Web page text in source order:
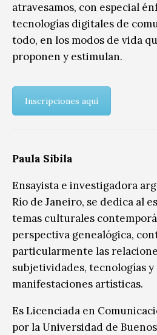
atravesamos, con especial
tecnologías digitales de
todo, en los modos de vida
proponen y estimulan.
Inscripciones aquí
Paula Sibila
Ensayista e investigadora
Río de Janeiro, se dedica al
temas culturales
perspectiva genealógica,
particularmente las
subjetividades, tecnologías y
manifestaciones artísticas.
Es Licenciada en
por la Universidad de